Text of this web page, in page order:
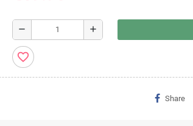
remove add
favorite_border
Share